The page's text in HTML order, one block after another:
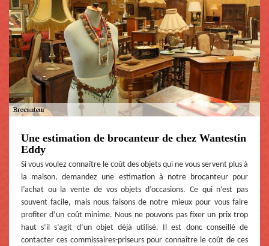
Une estimation de brocanteur de chez Wantestin
Eddy
Si vous voulez connaître le coût des objets qui ne vous servent plus à
la maison, demandez une estimation à notre brocanteur pour
l’achat ou la vente de vos objets d’occasions. Ce qui n’est pas
souvent facile, mais nous faisons de notre mieux pour vous faire
profiter d’un coût minime. Nous ne pouvons pas fixer un prix trop
haut s’il s’agit d’un objet déjà utilisé. Il est donc conseillé de
contacter ces commissaires-priseurs pour connaître le coût de ces